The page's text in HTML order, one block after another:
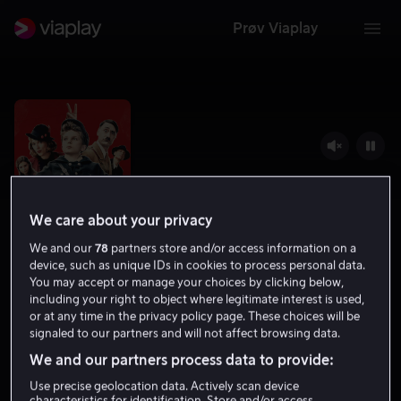
Prøv Viaplay
Jojo Rabbit
We care about your privacy
We and our78 partners store and/or access information on a
device, such as unique IDs in cookies to process personal data.
You may accept or manage your choices by clicking below,
including your right to object where legitimate interest is used,
or at any time in the privacy policy page. These choices will be
signaled to our partners and will not affect browsing data.
We and our partners process data to provide:
Use precise geolocation data. Actively scan device